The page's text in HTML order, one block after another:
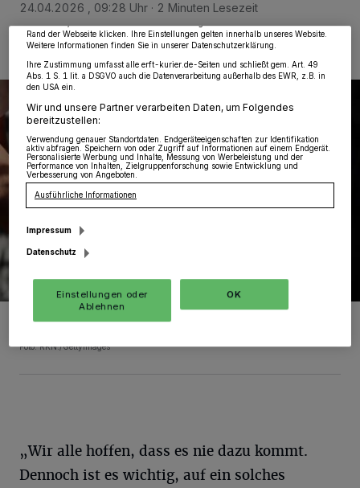
24.04.2026 , 09:28 Uhr 2 Minuten Lesezeit
Foto: RKN./GettyImages
„Wir alle hoffen, dass es nie dazu kommt.
Dennoch ist es wichtig, auf ein solches
wieder aufrufen, um Ihre Einstellungen zu ändern oder Ihre Einwilligung zu
Rand der Webseite klicken. Ihre Einstellungen gelten innerhalb unseres Website.
Weitere Informationen finden Sie in unserer Datenschutzerklärung.
Ihre Zustimmung umfasst alle erft-kurier.de-Seiten und schließt gem. Art. 49
Abs. 1 S. 1 lit. a DSGVO auch die Datenverarbeitung außerhalb des EWR, z.B. in
den USA ein.
Wir und unsere Partner verarbeiten Daten, um Folgendes
bereitzustellen:
Verwendung genauer Standortdaten. Endgeräteeigenschaften zur Identifikation
aktiv abfragen. Speichern von oder Zugriff auf Informationen auf einem Endgerät.
Personalisierte Werbung und Inhalte, Messung von Werbeleistung und der
Performance von Inhalten, Zielgruppenforschung sowie Entwicklung und
Verbesserung von Angeboten.
Ausführliche Informationen
Impressum
Datenschutz
Einstellungen oder
Ablehnen
OK